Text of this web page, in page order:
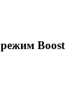
Boost